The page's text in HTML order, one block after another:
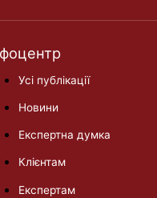
Усі публікації
Новини
Експертна думка
Клієнтам
Експертам